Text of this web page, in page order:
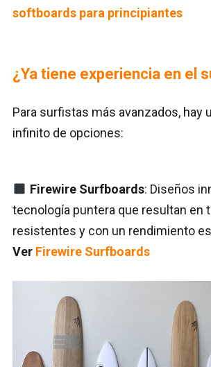
softboards para principiantes
¿Ya tiene experiencia en el
Para surfistas más avanzados, hay
infinito de opciones:
Firewire Surfboards: Diseños
tecnología puntera que resultan en
resistentes y con un rendimiento
Ver Firewire Surfboards